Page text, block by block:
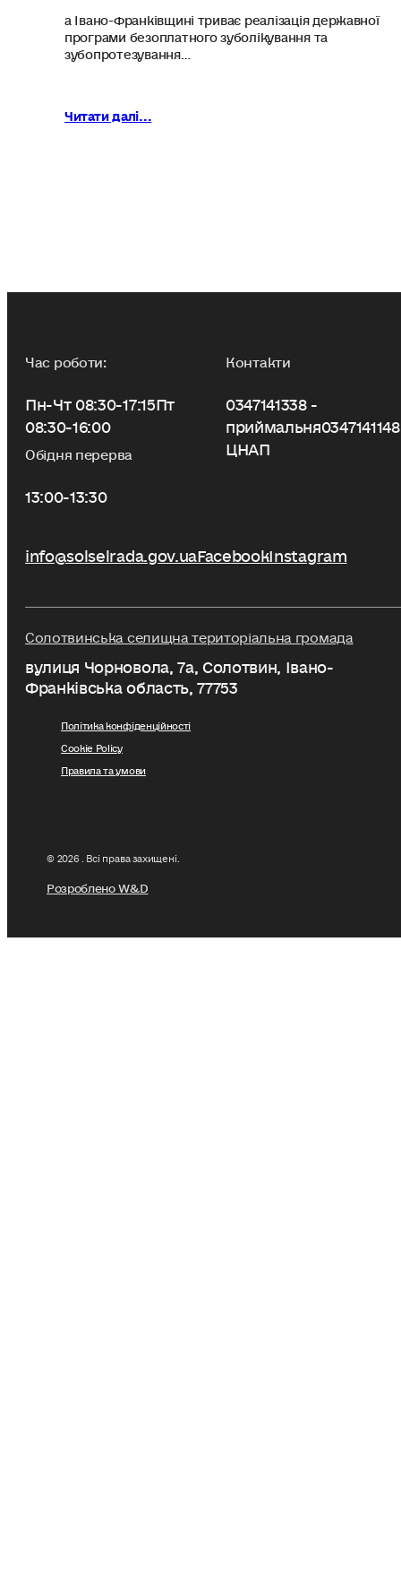
а Івано-Франківщині триває реалізація державної
програми безоплатного зуболікування та
зубопротезування…
Читати далі...
Час роботи:
Пн-Чт 08:30-17:15Пт
08:30-16:00
Обідня перерва
13:00-13:30
Контакти
0347141338 -
приймальня
ЦНАП
info@solselrada.gov.uaFacebookInstagram
Солотвинська селищна територіальна громада
вулиця Чорновола, 7a, Солотвин, Івано-
Франківська область, 77753
Політика конфіденційності
Cookie Policy
Правила та умови
© 2026 . Всі права захищені.
Розроблено W&D